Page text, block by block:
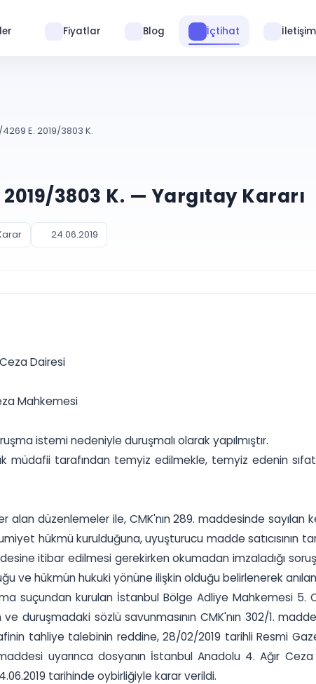
Fiyatlar Blog İçtihat İletişim
E. 2019/3803 K.
3803 K. — Yargıtay Kararı
24.06.2019
Dairesi
Mahkemesi
istemi nedeniyle duruşmalı olarak yapılmıştır.
müdafii tarafından temyiz edilmekle, temyiz edenin
alan düzenlemeler ile, CMK'nın 289. maddesinde sayılan
hükmü kurulduğuna, uyuşturucu madde satıcısının
itibar edilmesi gerekirken okumadan imzaladığı
ve hükmün hukuki yönüne ilişkin olduğu belirlenerek
suçundan kurulan İstanbul Bölge Adliye Mahkemesi 5.
sözlü savunmasının CMK'nın 302/1.
tahliye talebinin reddine, 28/02/2019 tarihli Resmi
uyarınca dosyanın İstanbul Anadolu 4. Ağır
tarihinde oybirliğiyle karar verildi.